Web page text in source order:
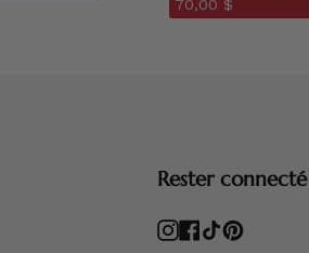
70,00 $
Rester connecté
Instagram
Facebook
TikTokPinterest